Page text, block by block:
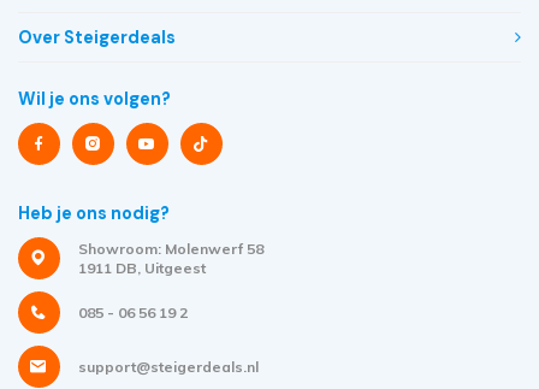
Over Steigerdeals
Wil je ons volgen?
Heb je ons nodig?
Showroom: Molenwerf 58
1911 DB, Uitgeest
085 - 06 56 19 2
support@steigerdeals.nl